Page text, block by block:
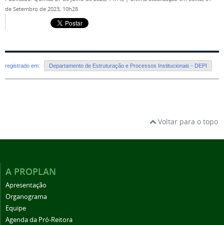
de Setembro de 2023, 10h28
registrado em: Departamento de Estruturação e Processos Institucionais - DEPI
Voltar para o topo
A PROPLAN
Apresentação
Organograma
Equipe
Agenda da Pró-Reitora